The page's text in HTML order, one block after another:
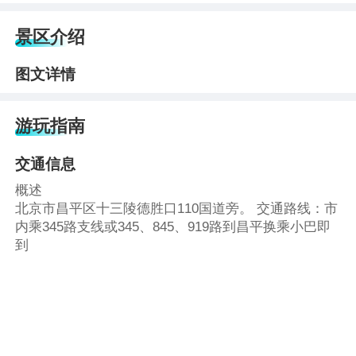
景区介绍
图文详情
游玩指南
交通信息
概述
北京市昌平区十三陵德胜口110国道旁。 交通路线：市
内乘345路支线或345、845、919路到昌平换乘小巴即
到